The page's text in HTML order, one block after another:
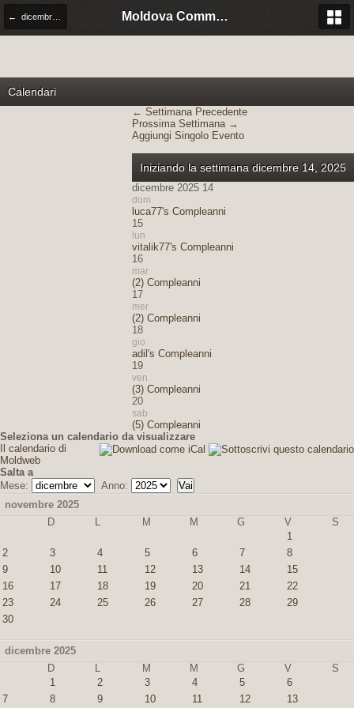
Moldova Community Italia
Calendari
← Settimana Precedente
Prossima Settimana →
Aggiungi Singolo Evento
Iniziando la settimana dicembre 14, 2025
dicembre 2025 14
dom
luca77's Compleanni
15
lun
vitalik77's Compleanni
16
mar
(2) Compleanni
17
mer
(2) Compleanni
18
gio
adil's Compleanni
19
ven
(3) Compleanni
20
sab
(5) Compleanni
Seleziona un calendario da visualizzare
Il calendario di
Moldweb
Salta a
Mese:
Anno:
novembre 2025
D
L M M G V
S
1
2
3 4 5 6 7
8
9
10 11 12 13 14
15
16
17 18 19 20 21
22
23
24 25 26 27 28
29
30
dicembre 2025
D
L M M G V
S
1
2 3 4 5
6
7
8 9 10 11 12 13